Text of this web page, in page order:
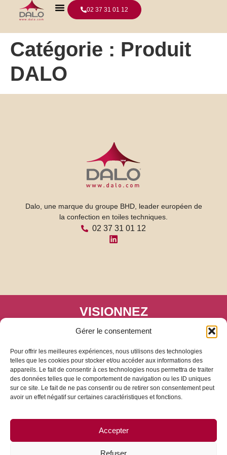
Gérer le consentement
Pour offrir les meilleures expériences, nous utilisons des technologies
telles que les cookies pour stocker et/ou accéder aux informations des
appareils. Le fait de consentir à ces technologies nous permettra de traiter
des données telles que le comportement de navigation ou les ID uniques
sur ce site. Le fait de ne pas consentir ou de retirer son consentement peut
avoir un effet négatif sur certaines caractéristiques et fonctions.
Accepter
Refuser
02 37 31 01 12
Catégorie : Produit
DALO
Dalo, une marque du groupe BHD, leader européen de
la confection en toiles techniques.
02 37 31 01 12
VISIONNEZ
Témoignage de clients